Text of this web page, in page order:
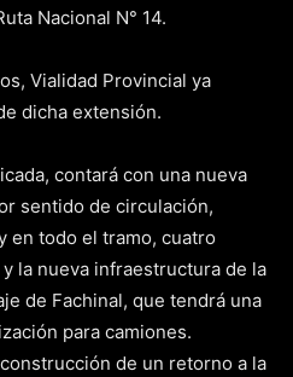
Nacional N° 14.
Vialidad Provincial ya
dicha extensión.
contará con una nueva
sentido de circulación,
en todo el tramo, cuatro
la nueva infraestructura de la
de Fachinal, que tendrá una
para camiones.
de un retorno a la